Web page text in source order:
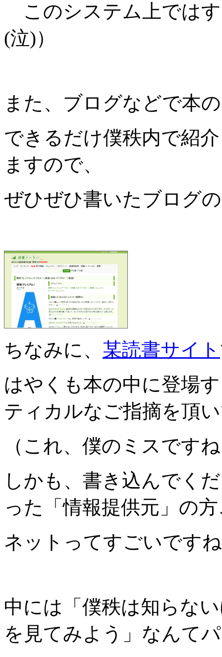
このシステム上では
(泣)）
また、ブログなどで本
できるだけ僕秩内で紹
ますので、
ぜひぜひ書いたブログ
ちなみに、 某読書サイト
はやくも本の中に登場
ティカルなご指摘を頂
（これ、僕のミスです
しかも、書き込んでく
った「情報提供元」の
ネットってすごいです
中には「僕秩は知らな
を見てみよう」なんて